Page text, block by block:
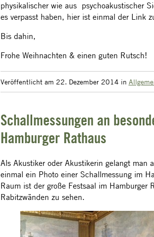
physikalischer wie aus psychoakustischer
es verpasst haben, hier ist einmal der Link
Bis dahin,
Frohe Weihnachten & einen guten Rutsch!
Veröffentlicht am 22. Dezember 2014 in
Schallmessungen an
Hamburger Rathaus
Als Akustiker oder Akustikerin gelangt man
einmal ein Photo einer Schallmessung im
Raum ist der große Festsaal im
Rabitzwänden zu sehen.